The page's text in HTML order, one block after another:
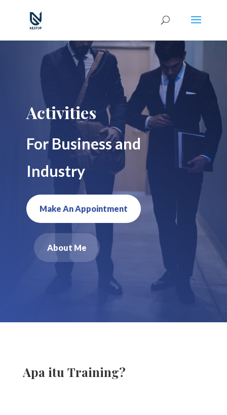
Activities
For Business and
Industry
Make An Appointment
About Me
Apa itu Training?